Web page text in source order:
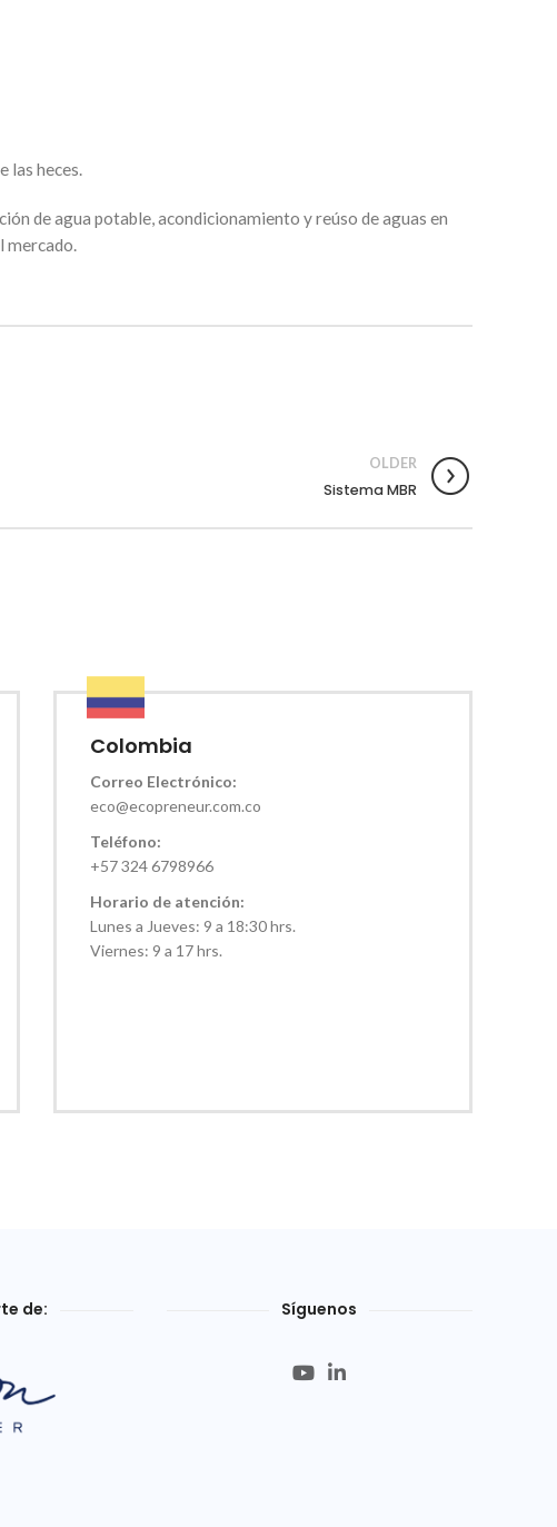
las heces.
de agua potable, acondicionamiento y reúso de aguas en
mercado.
OLDER
Sistema MBR
Colombia
Correo Electrónico:
eco@ecopreneur.com.co
Teléfono:
+57 324 6798966
Horario de atención:
Lunes a Jueves: 9 a 18:30 hrs.
Viernes: 9 a 17 hrs.
de: Síguenos